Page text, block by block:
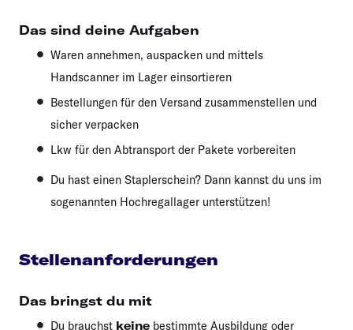
Das sind deine Aufgaben
Waren annehmen, auspacken und mittels
Handscanner im Lager einsortieren
Bestellungen für den Versand zusammenstellen und
sicher verpacken
Lkw für den Abtransport der Pakete vorbereiten
Du hast einen Staplerschein? Dann kannst du uns im
sogenannten Hochregallager unterstützen!
Stellenanforderungen
Das bringst du mit
Du brauchst keine bestimmte Ausbildung oder